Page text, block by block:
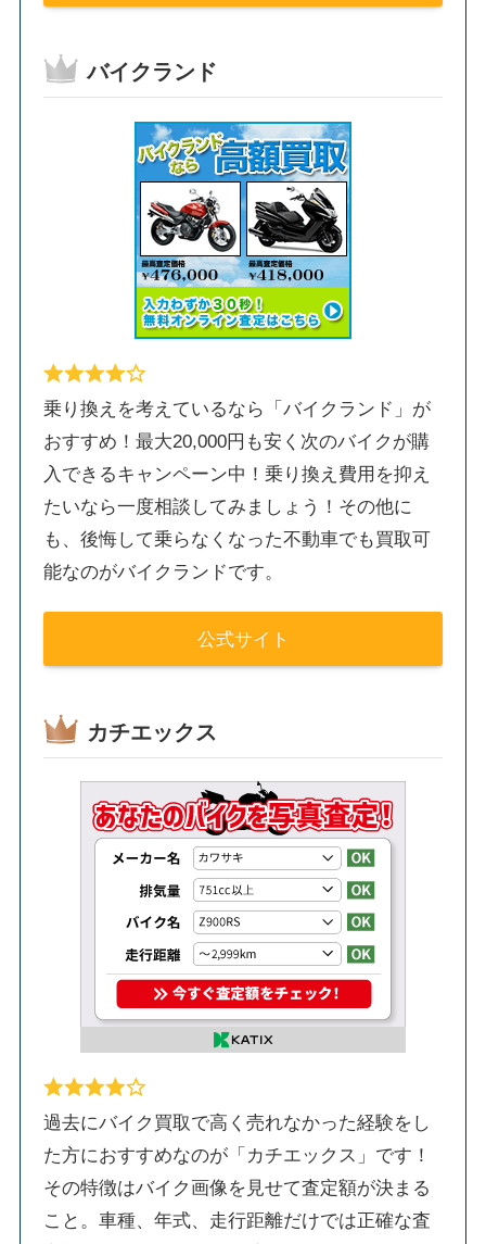
バイクランド
乗り換えを考えているなら「バイクランド」が
おすすめ！最大20,000円も安く次のバイクが購
入できるキャンペーン中！乗り換え費用を抑え
たいなら一度相談してみましょう！その他に
も、後悔して乗らなくなった不動車でも買取可
能なのがバイクランドです。
公式サイト
カチエックス
過去にバイク買取で高く売れなかった経験をし
た方におすすめなのが「カチエックス」です！
その特徴はバイク画像を見せて査定額が決まる
こと。車種、年式、走行距離だけでは正確な査